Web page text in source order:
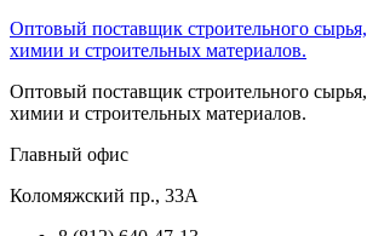
Оптовый поставщик строительного сырья,
химии и строительных материалов.
Оптовый поставщик строительного сырья,
химии и строительных материалов.
Главный офис
Коломяжский пр., 33А